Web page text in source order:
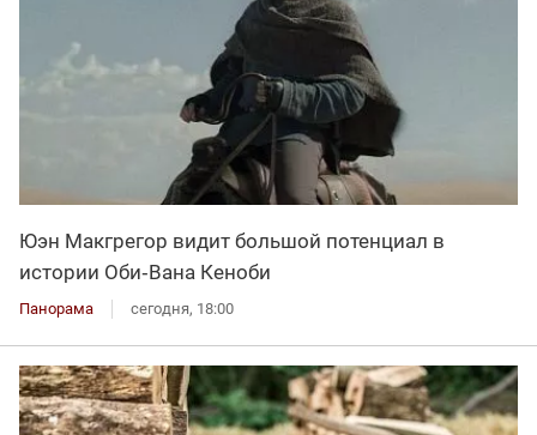
Юэн Макгрегор видит большой потенциал в
истории Оби‑Вана Кеноби
Панорама сегодня, 18:00